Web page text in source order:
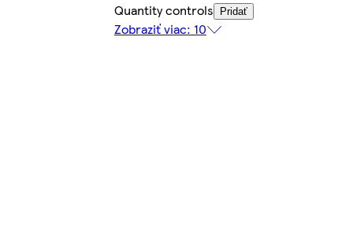
Quantity controls
Pridať
Zobraziť viac: 10